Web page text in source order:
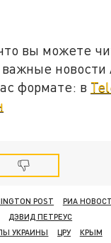
вы можете
новости
формате: в
POST
РИА
ДЭВИД ПЕТРЕУС
УКРАИНЫ
ЦРУ КРЫМ